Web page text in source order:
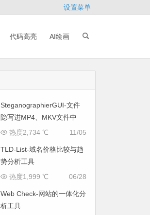
设置菜单
代码高亮 AI绘画
SteganographierGUI-文件
隐写进MP4、MKV文件中
11/05
热度2,734 ℃
TLD-List-域名价格比较与趋
势分析工具
06/28
热度1,999 ℃
Web Check-网站的一体化分
析工具